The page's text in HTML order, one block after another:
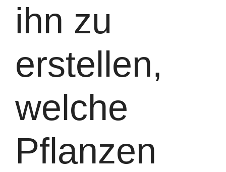
ihn zu
erstellen,
welche
Pflanzen